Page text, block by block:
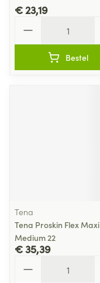
€ 23,19
Bestel
Tena
Tena Proskin Flex Maxi
Medium 22
€ 35,39